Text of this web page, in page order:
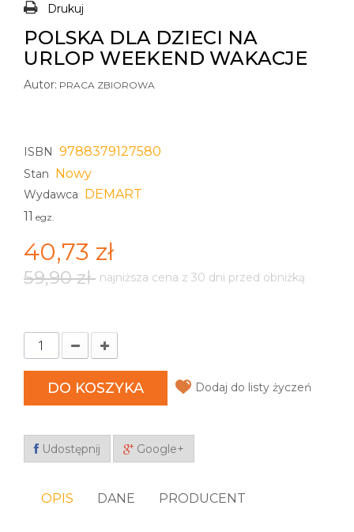
Drukuj
POLSKA DLA DZIECI NA
URLOP WEEKEND WAKACJE
Autor: PRACA ZBIOROWA
ISBN 9788379127580
Stan Nowy
Wydawca DEMART
11 egz.
40,73 zł
59,90 zł najniższa cena z 30 dni przed obniżką
DO KOSZYKA Dodaj do listy życzeń
Udostępnij Google+
OPIS DANE PRODUCENT